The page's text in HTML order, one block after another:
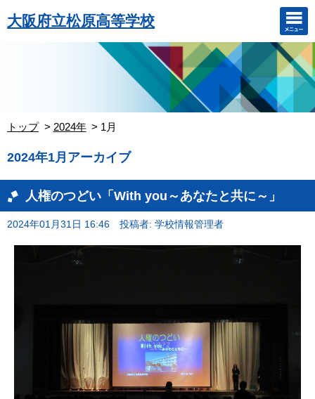
大阪府立松原高等学校
トップ 2024年 1月
2024年1月アーカイブ
人権のつどい「With you～あなたと共に～」
2024年01月31日 16:46 投稿者: 学校情報管理者